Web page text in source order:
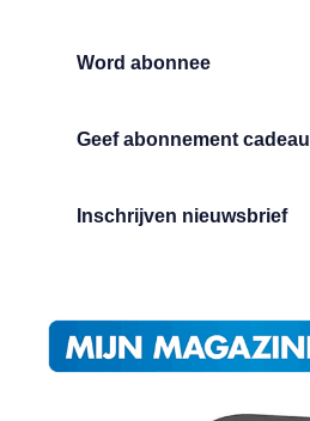
Word abonnee
Geef abonnement cadeau
Inschrijven nieuwsbrief